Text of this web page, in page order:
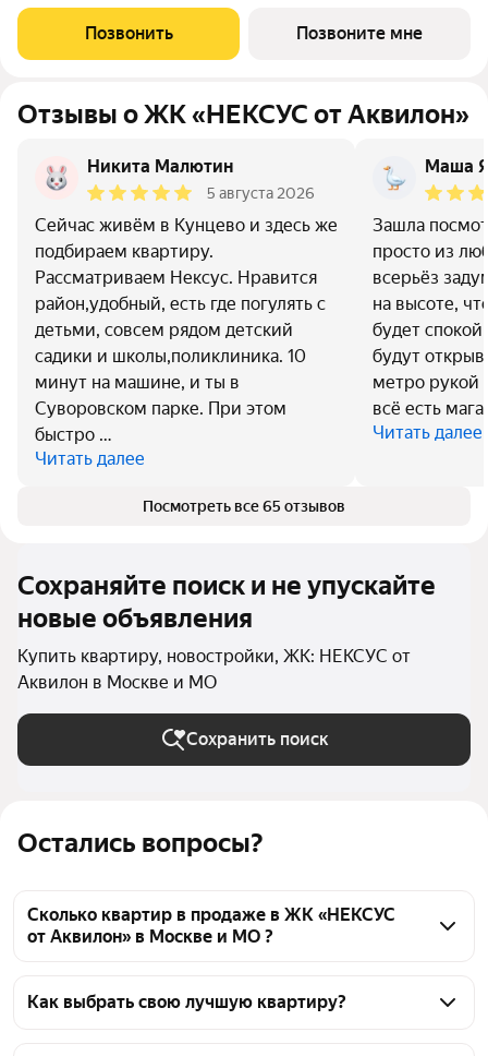
Остались вопросы?
Сколько квартир в продаже в ЖК «НЕКСУС
от Аквилон» в Москве и МО ?
«НЕКСУС от Аквилон» в Москве и МО 171 квартира
Как выбрать свою лучшую квартиру?
шаговой доступности. Он не просто экономит время, а
кардинально
Позвонить Позвоните мне
Отзывы о ЖК «НЕКСУС от Аквилон»
Никита Малютин
5 августа 2026
Сейчас живём в Кунцево и здесь же
подбираем квартиру.
Рассматриваем Нексус. Нравится
район,удобный, есть где погулять с
детьми, совсем рядом детский
садики и школы,поликлиника. 10
минут на машине, и ты в
Суворовском парке. При этом
быстро …
Читать далее
Маша
Зашла
просто из
всерьёз
на высоте,
будет
будут
метро рукой
всё есть
Читать далее
Посмотреть все 65 отзывов
Сохраняйте поиск и не упускайте
новые объявления
Купить квартиру, новостройки, ЖК: НЕКСУС от
Аквилон в Москве и МО
Сохранить поиск